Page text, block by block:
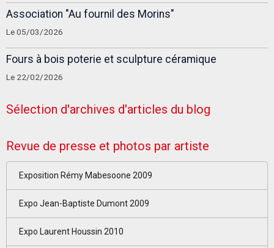
Association "Au fournil des Morins"
Le 05/03/2026
Fours à bois poterie et sculpture céramique
Le 22/02/2026
Sélection d'archives d'articles du blog
Revue de presse et photos par artiste
Exposition Rémy Mabesoone 2009
Expo Jean-Baptiste Dumont 2009
Expo Laurent Houssin 2010